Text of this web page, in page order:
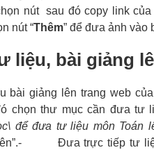
nút sau đó copy link
nút “Thêm” để đưa ảnh vào
liệu, bài giảng
bài giảng lên trang web
chọn thư mục cần đưa tư
để đưa tư liệu môn Toán
-
Đưa trực tiếp tư